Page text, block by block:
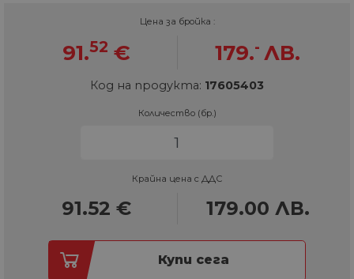
Цена за бройка :
91.52 € 179.- ЛВ.
Код на продукта: 17605403
Количество (бр.)
Крайна цена с ДДС
91.52 € 179.00 ЛВ.
Купи сега